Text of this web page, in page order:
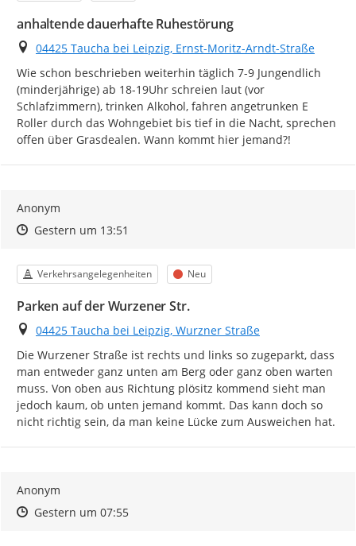
anhaltende dauerhafte Ruhestörung
Ort
04425 Taucha bei Leipzig, Ernst-Moritz-Arndt-Straße
Wie schon beschrieben weiterhin täglich 7-9 Jungendlich
(minderjährige) ab 18-19Uhr schreien laut (vor
Schlafzimmern), trinken Alkohol, fahren angetrunken E
Roller durch das Wohngebiet bis tief in die Nacht, sprechen
offen über Grasdealen. Wann kommt hier jemand?!
Anonym
Zeitpunkt des Erstellens
Zeitpunkt des Erstellens
Gestern um 13:51
Kategorie
Verkehrsangelegenheiten Status
Neu
Parken auf der Wurzener Str.
Ort
04425 Taucha bei Leipzig, Wurzner Straße
Die Wurzener Straße ist rechts und links so zugeparkt, dass
man entweder ganz unten am Berg oder ganz oben warten
muss. Von oben aus Richtung plösitz kommend sieht man
jedoch kaum, ob unten jemand kommt. Das kann doch so
nicht richtig sein, da man keine Lücke zum Ausweichen hat.
Anonym
Zeitpunkt des Erstellens
Zeitpunkt des Erstellens
Gestern um 07:55Zur Äußerung